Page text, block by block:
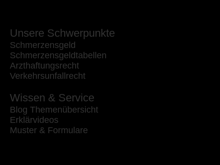
Unsere Schwerpunkte
Schmerzensgeld
Schmerzensgeldtabellen
Arzthaftungsrecht
Verkehrsunfallrecht
Wissen & Service
Blog Themenübersicht
Erklärvideos
Muster & Formulare